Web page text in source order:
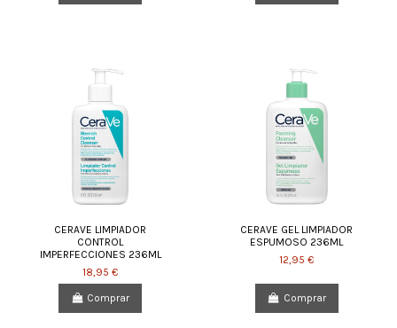
CERAVE LIMPIADOR
CONTROL
IMPERFECCIONES 236ML
18,95 €
Comprar
CERAVE GEL LIMPIADOR
ESPUMOSO 236ML
12,95 €
Comprar